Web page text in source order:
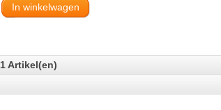
In winkelwagen
1 Artikel(en)